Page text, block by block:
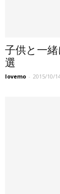
子供と一
選
lovemo - 2015/10/